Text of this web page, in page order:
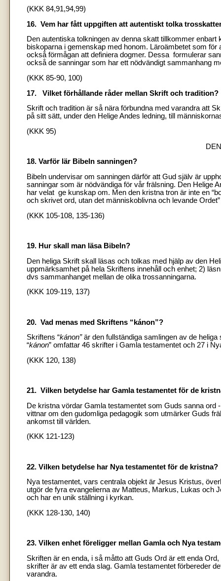
(KKK 84,91,94,99)
16. Vem har fått uppgiften att autentiskt tolka
Den autentiska tolkningen av denna skatt tillkommer
biskoparna i gemenskap med honom. Läroämbetet som
också förmågan att definiera dogmer. Dessa formulerar
också de sanningar som har ett nödvändigt sammanhang
(KKK 85-90, 100)
17. Vilket förhållande råder mellan Skrift och tradition?
Skrift och tradition är så nära förbundna med varandra att
på sitt sätt, under den Helige Andes ledning, till
(KKK 95)
18. Varför lär Bibeln sanningen?
Bibeln undervisar om sanningen därför att Gud själv är
sanningar som är nödvändiga för vår frälsning. Den Helige
har velat ge kunskap om. Men den kristna tron är inte en
och skrivet ord, utan det människoblivna och levande
(KKK 105-108, 135-136)
19. Hur skall man läsa Bibeln?
Den heliga Skrift skall läsas och tolkas med hjälp av den
uppmärksamhet på hela Skriftens innehåll och enhet; 2)
dvs sammanhanget mellan de olika trossanningarna.
(KKK 109-119, 137)
20. Vad menas med Skriftens “kánon”?
Skriftens “kánon”är den fullständiga samlingen av de
“kánon” omfattar 46 skrifter i Gamla testamentet och 27 i
(KKK 120, 138)
21. Vilken betydelse har Gamla testamentet för de
De kristna vördar Gamla testamentet som Guds sanna
vittnar om den gudomliga pedagogik som utmärker Guds
ankomst till världen.
(KKK 121-123)
22. Vilken betydelse har Nya testamentet för de kristna?
Nya testamentet, vars centrala objekt är Jesus Kristus,
utgör de fyra evangelierna av Matteus, Markus, Lukas och
och har en unik ställning i kyrkan.
(KKK 128-130, 140)
23. Vilken enhet föreligger mellan Gamla och Nya
Skriften är en enda, i så måtto att Guds Ord är ett enda
skrifter är av ett enda slag. Gamla testamentet förbereder
varandra.